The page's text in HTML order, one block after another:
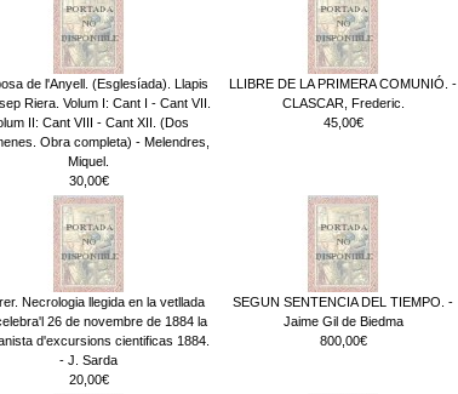
de l'Anyell. (Esglesíada). Llapis
Riera. Volum I: Cant I - Cant VII.
II: Cant VIII - Cant XII. (Dos
Obra completa) - Melendres,
Miquel.
30,00€
LLIBRE DE LA PRIMERA COMUNIÓ. -
CLASCAR, Frederic.
45,00€
Necrologia llegida en la vetllada
26 de novembre de 1884 la
d'excursions cientificas 1884.
- J. Sarda
20,00€
SEGUN SENTENCIA DEL TIEMPO. -
Jaime Gil de Biedma
800,00€